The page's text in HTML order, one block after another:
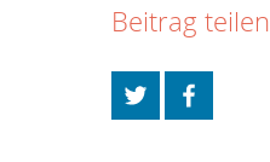
Beitrag teilen